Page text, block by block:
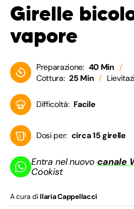
Girelle
vapore
Preparazione: 40 Min
Cottura: 25 Min
Difficoltà: Facile
Dosi per: circa 15 girelle
Entra nel nuovocanale
Cookist
A cura di Ilaria Cappellacci